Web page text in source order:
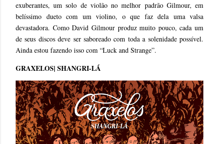
exuberantes, um solo de violão no melhor padrão Gilmour, em
belíssimo dueto com um violino, o que faz dela uma valsa
devastadora. Como David Gilmour produz muito pouco, cada um
de seus discos deve ser saboreado com toda a solenidade possível.
Ainda estou fazendo isso com “Luck and Strange”.
GRAXELOS| SHANGRI-LÁ